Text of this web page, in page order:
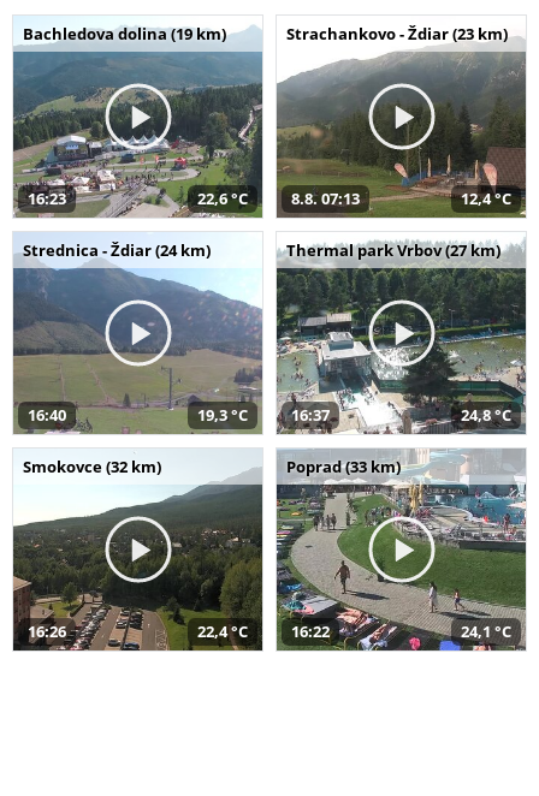
Bachledova dolina (19 km)
16:23 22,6 °C
Strachankovo - Ždiar (23 km)
8.8. 07:13 12,4 °C
Strednica - Ždiar (24 km)
16:40 19,3 °C
Thermal park Vrbov (27 km)
16:37 24,8 °C
Smokovce (32 km)
16:26 22,4 °C
Poprad (33 km)
16:22 24,1 °C